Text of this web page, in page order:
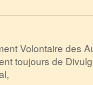
Volontaire des
toujours de